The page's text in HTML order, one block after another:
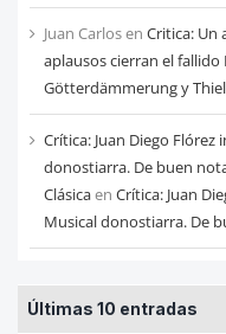
Juan Carlosen Critica: Un
aplausos cierran el fallido
Götterdämmerung y
Crítica: Juan Diego
donostiarra. De buen
Clásicaen Crítica: Juan
Musical donostiarra. De
Últimas 10 entradas